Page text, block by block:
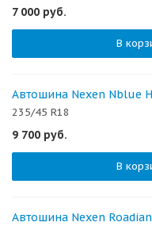
7 000 руб.
В
Автошина Nexen Nblue
235/45 R18
9 700 руб.
В
Автошина Nexen